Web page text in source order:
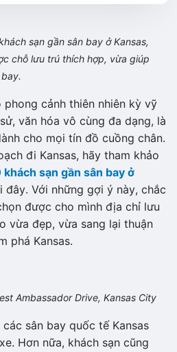
sạn gần sân bay ở Kansas,
chỗ lưu trú thích hợp, vừa giúp
phong cảnh thiên nhiên kỳ vỹ
văn hóa vô cùng đa dạng, là
cho mọi tín đồ cuồng chân.
đi Kansas, hãy tham khảo
sạn gần sân bay ở
Với những gợi ý này, chắc
được cho mình địa chỉ lưu
vừa đẹp, vừa sang lại thuận
phá Kansas.
Ambassador Drive, Kansas City
các sân bay quốc tế Kansas
Hơn nữa, khách sạn cũng